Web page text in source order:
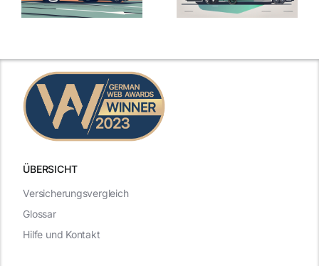
ÜBERSICHT
Versicherungsvergleich
Glossar
Hilfe und Kontakt